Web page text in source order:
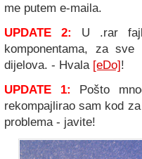
me putem e-maila.
UPDATE 2:
U .rar
komponentama, za
dijelova. - Hvala [eDo]!
UPDATE 1: Pošto
rekompajlirao sam kod
problema - javite!